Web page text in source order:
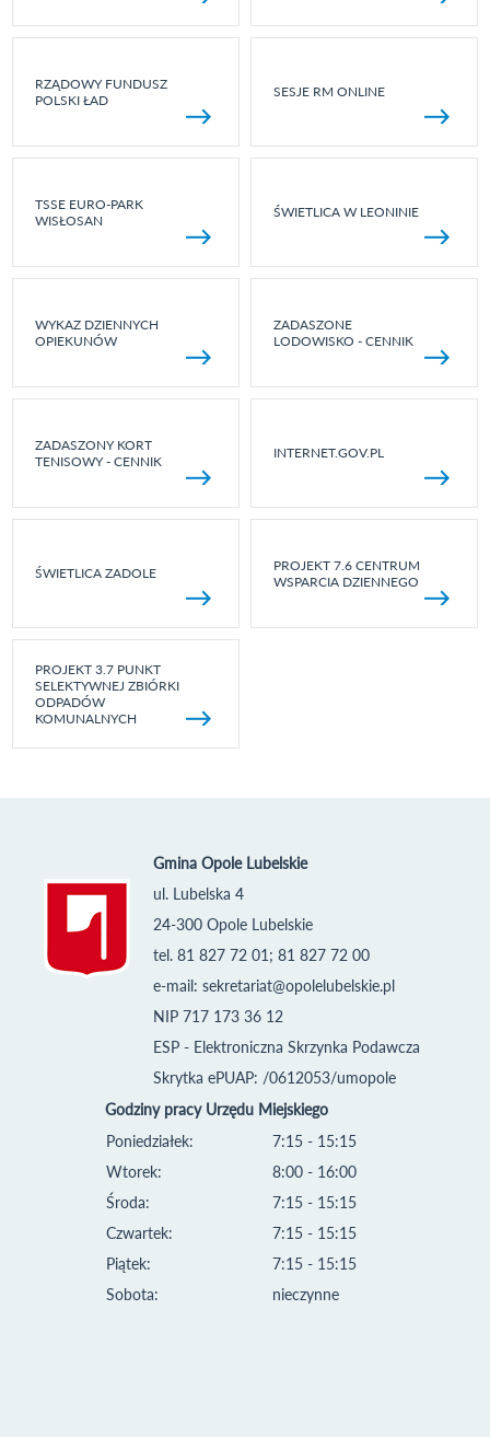
RZĄDOWY FUNDUSZ
POLSKI ŁAD
SESJE RM ONLINE
TSSE EURO-PARK
WISŁOSAN
ŚWIETLICA W LEONINIE
WYKAZ DZIENNYCH
OPIEKUNÓW
ZADASZONE
LODOWISKO - CENNIK
ZADASZONY KORT
TENISOWY - CENNIK
INTERNET.GOV.PL
ŚWIETLICA ZADOLE
PROJEKT 7.6 CENTRUM
WSPARCIA DZIENNEGO
PROJEKT 3.7 PUNKT
SELEKTYWNEJ ZBIÓRKI
ODPADÓW
KOMUNALNYCH
Gmina Opole Lubelskie
ul. Lubelska 4
24-300 Opole Lubelskie
tel. 81 827 72 01; 81 827 72 00
e-mail: sekretariat@opolelubelskie.pl
NIP 717 173 36 12
ESP - Elektroniczna Skrzynka Podawcza
Skrytka ePUAP: /0612053/umopole
Godziny pracy Urzędu Miejskiego
Poniedziałek:
Wtorek:
Środa:
Czwartek:
Piątek:
Sobota:
7:15 - 15:15
8:00 - 16:00
7:15 - 15:15
7:15 - 15:15
7:15 - 15:15
nieczynne